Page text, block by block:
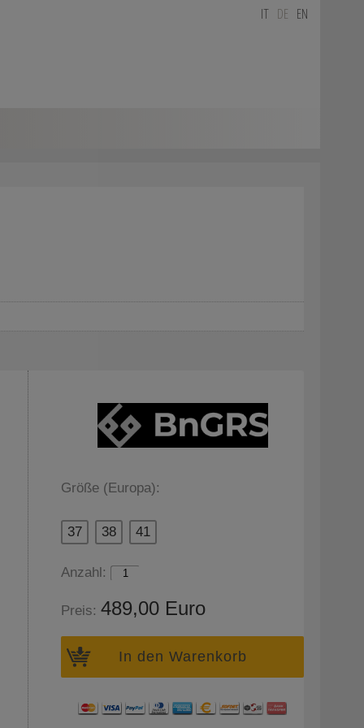
DE EN
Größe (Europa):
37 38 41
Anzahl:
Preis:489,00 Euro
In den Warenkorb